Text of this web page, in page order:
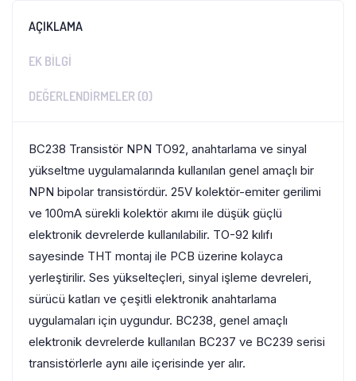
AÇIKLAMA
EK BILGI
DEĞERLENDIRMELER (0)
BC238 Transistör NPN TO92, anahtarlama ve sinyal
yükseltme uygulamalarında kullanılan genel amaçlı bir
NPN bipolar transistördür. 25V kolektör-emiter gerilimi
ve 100mA sürekli kolektör akımı ile düşük güçlü
elektronik devrelerde kullanılabilir. TO-92 kılıfı
sayesinde THT montaj ile PCB üzerine kolayca
yerleştirilir. Ses yükselteçleri, sinyal işleme devreleri,
sürücü katları ve çeşitli elektronik anahtarlama
uygulamaları için uygundur. BC238, genel amaçlı
elektronik devrelerde kullanılan BC237 ve BC239 serisi
transistörlerle aynı aile içerisinde yer alır.